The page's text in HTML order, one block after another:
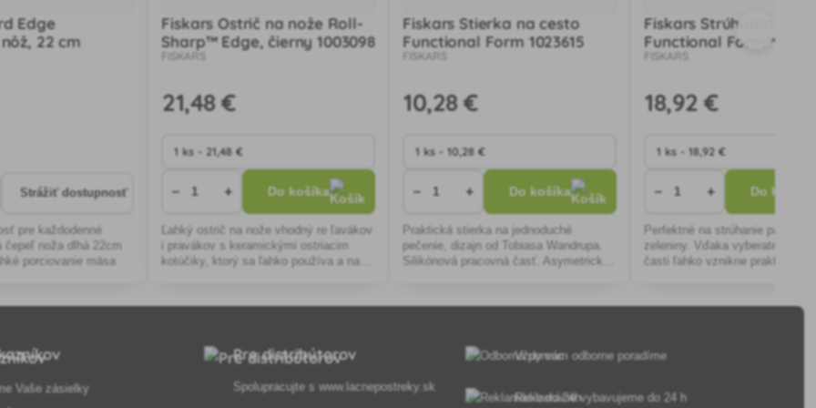
Edge
22 cm
Strážiť dostupnosť
pre každodenné
čepeľ noža dlhá 22cm
porciovanie mäsa
Fiskars Ostrič na nože Roll-
Sharp™ Edge, čierny 1003098
FISKARS
21,48 €
− + Do košíka
Ľahký ostrič na nože vhodný re ľavákov
i pravákov s keramickými ostriacim
kotúčiky, ktorý sa ľahko používa a na
Fiskars Stierka na cesto
Functional Form 1023615
FISKARS
10,28 €
− + Do košíka
Praktická stierka na jednoduché
pečenie, dizajn od Tobiasa Wandrupa.
Silikónová pracovná časť. Asymetrický
Fiskars Strúhadlo s
Functional Form™
FISKARS
18,92 €
− + Do košíka
Perfektné na strúhanie
zeleniny. Vďaka vyberateľnej
časti ľahko vznikne praktický
vyroben
Vaše zásielky
Pre distribútorov
Spolupracujte swww.lacnepostreky.sk
Vždy vám odborne poradíme
Reklamácie vybavujeme do 24 h